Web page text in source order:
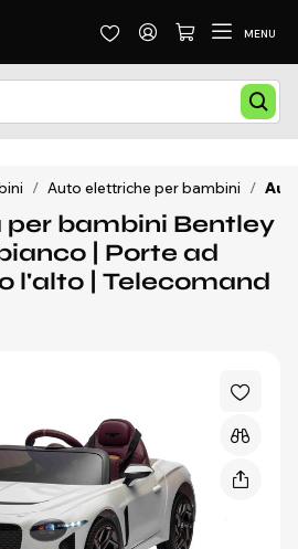
MENU
/ Auto elettriche per bambini /
bambini Bentley
| Porte ad
l'alto | Telecomand